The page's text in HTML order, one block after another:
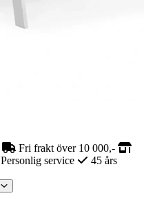
Fri frakt över 10 000,-
Personlig service
45 års